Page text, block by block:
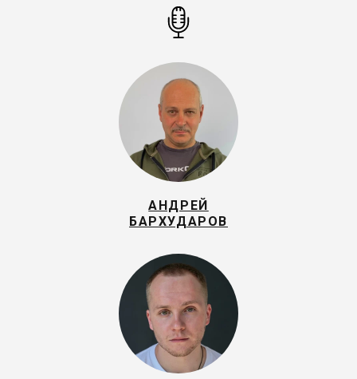
АНДРЕЙ
БАРХУДАРОВ